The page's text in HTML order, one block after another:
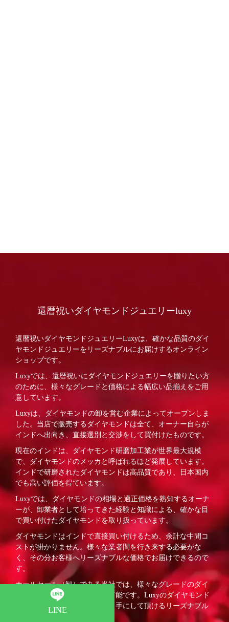
還暦祝いダイヤモンドジュエリーluxy
還暦祝いダイヤモンドジュエリーLuxyは、確かな品質のダイ
ヤモンドジュエリーをリーズナブルにお届けするオンライン
ショップです。
Luxyでは、還暦祝いにダイヤモンドジュエリーを贈りたい方
のために、様々なグレードと価格による幅広い品揃えをご用
意しています。
Luxyは、ダイヤモンドの卸を営む企業によってオープンしま
した。当店で販売するダイヤモンドは全て、オーナー自らが
インドへ出向き、直接選別と交渉をして買付けたものです。
現在のインドは、ダイヤモンド研磨加工業が世界最大規模
で、ダイヤモンドのメッカと呼ばれるほど発展しています。
インドで研磨されたダイヤモンドは高品質であり、日本国内
でも高い評価を得ています。
Luxyでは、ダイヤモンドの相場と適正価格を熟知するオーナ
ーが、卸業者として培ってきた経験と知識による、確かな目
で買い付けたダイヤモンドを取り扱っています。
ダイヤモンドはインドで直接買い付けるため、余計な中間コ
ストが掛かりません。様々な業者間を行き来する必要がな
く、その分お客様へリーズナブルな価格でお届けできるので
す。
ホールセール（卸）である当社では、様々なグレードのダイ
ヤモンドをご用意することが可能です。Luxyのダイヤモンド
ジュエリーは、初めての方にも手にして頂けるリーズナブル
LINE